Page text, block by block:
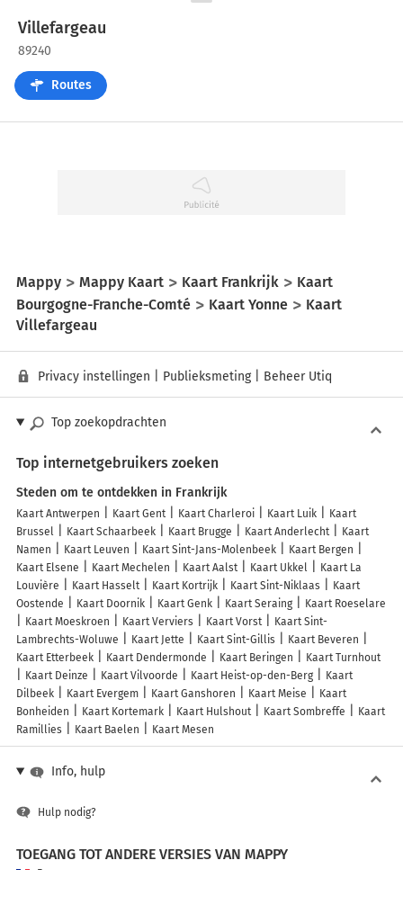
Villefargeau
89240
Routes
Mappy Mappy Kaart Kaart Frankrijk
Kaart
Bourgogne-Franche-Comté
Kaart Yonne
Kaart
Villefargeau
Privacy instellingen Publieksmeting| Beheer Utiq
Top zoekopdrachten
Top internetgebruikers zoeken
Steden om te ontdekken in Frankrijk
Kaart Antwerpen Kaart Gent Kaart Charleroi Kaart Luik
Kaart
Brussel
Kaart Schaarbeek Kaart Brugge Kaart Anderlecht
Kaart
Namen
Kaart Leuven Kaart Sint-Jans-Molenbeek
Kaart Bergen
Kaart Elsene
Kaart Mechelen Kaart Aalst Kaart Ukkel
Kaart La
Louvière
Kaart Hasselt Kaart Kortrijk Kaart Sint-Niklaas
Kaart
Oostende
Kaart Doornik Kaart Genk Kaart Seraing
Kaart Roeselare
Kaart Moeskroen
Kaart Verviers Kaart Vorst
Kaart Sint-
Lambrechts-Woluwe
Kaart Jette Kaart Sint-Gillis
Kaart Beveren
Kaart Etterbeek
Kaart Dendermonde Kaart Beringen
Kaart Turnhout
Kaart Deinze
Kaart Vilvoorde Kaart Heist-op-den-Berg
Kaart
Dilbeek
Kaart Evergem Kaart Ganshoren Kaart Meise
Kaart
Bonheiden
Kaart Kortemark Kaart Hulshout Kaart Sombreffe
Kaart
Ramillies
Kaart Baelen Kaart Mesen
Info, hulp
Hulp nodig?
TOEGANG TOT ANDERE VERSIES VAN MAPPY
France